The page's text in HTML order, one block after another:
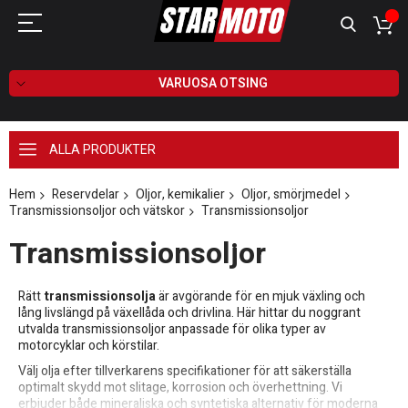
VARUOSA OTSING
ALLA PRODUKTER
Hem Reservdelar Oljor, kemikalier
Oljor, smörjmedel
Transmissionsoljor och vätskor
Transmissionsoljor
Transmissionsoljor
Rätttransmissionsoljaär avgörande för en mjuk växling och
lång livslängd på växellåda och drivlina. Här hittar du noggrant
utvalda transmissionsoljor anpassade för olika typer av
motorcyklar och körstilar.
Välj olja efter tillverkarens specifikationer för att säkerställa
optimalt skydd mot slitage, korrosion och överhettning. Vi
erbjuder både mineraliska och syntetiska alternativ för moderna